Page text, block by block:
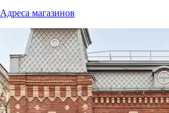
Адреса магазинов